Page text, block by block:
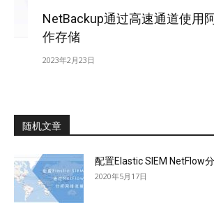
NetBackup通过高速通道使用
作存储
2023年2月23日
随机文章
配置Elastic SIEM NetFlow
2020年5月17日